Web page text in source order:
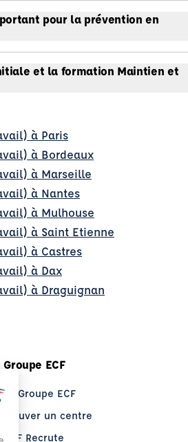
pour la prévention en
et la formation Maintien et
à Paris
à Bordeaux
à Marseille
à Nantes
à Mulhouse
à Saint Etienne
à Castres
à Dax
à Draguignan
Groupe ECF
Le Groupe ECF
Trouver un centre
ECF Recrute